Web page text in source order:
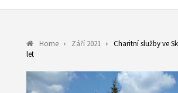
Home Září 2021
Charitní služby ve
let